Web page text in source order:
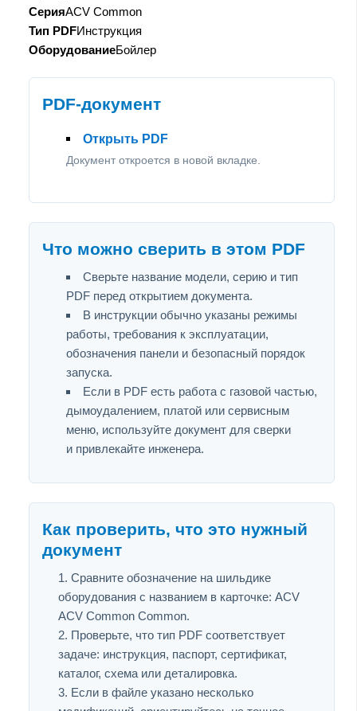
СерияACV Common
Тип PDFИнструкция
ОборудованиеБойлер
PDF-документ
Открыть PDF
Документ откроется в новой вкладке.
Что можно сверить в этом PDF
Сверьте название модели, серию и тип
PDF перед открытием документа.
В инструкции обычно указаны режимы
работы, требования к эксплуатации,
обозначения панели и безопасный порядок
запуска.
Если в PDF есть работа с газовой частью,
дымоудалением, платой или сервисным
меню, используйте документ для сверки
и привлекайте инженера.
Как проверить, что это нужный
документ
Сравните обозначение на шильдике
оборудования с названием в карточке: ACV
ACV Common Common.
Проверьте, что тип PDF соответствует
задаче: инструкция, паспорт, сертификат,
каталог, схема или деталировка.
Если в файле указано несколько